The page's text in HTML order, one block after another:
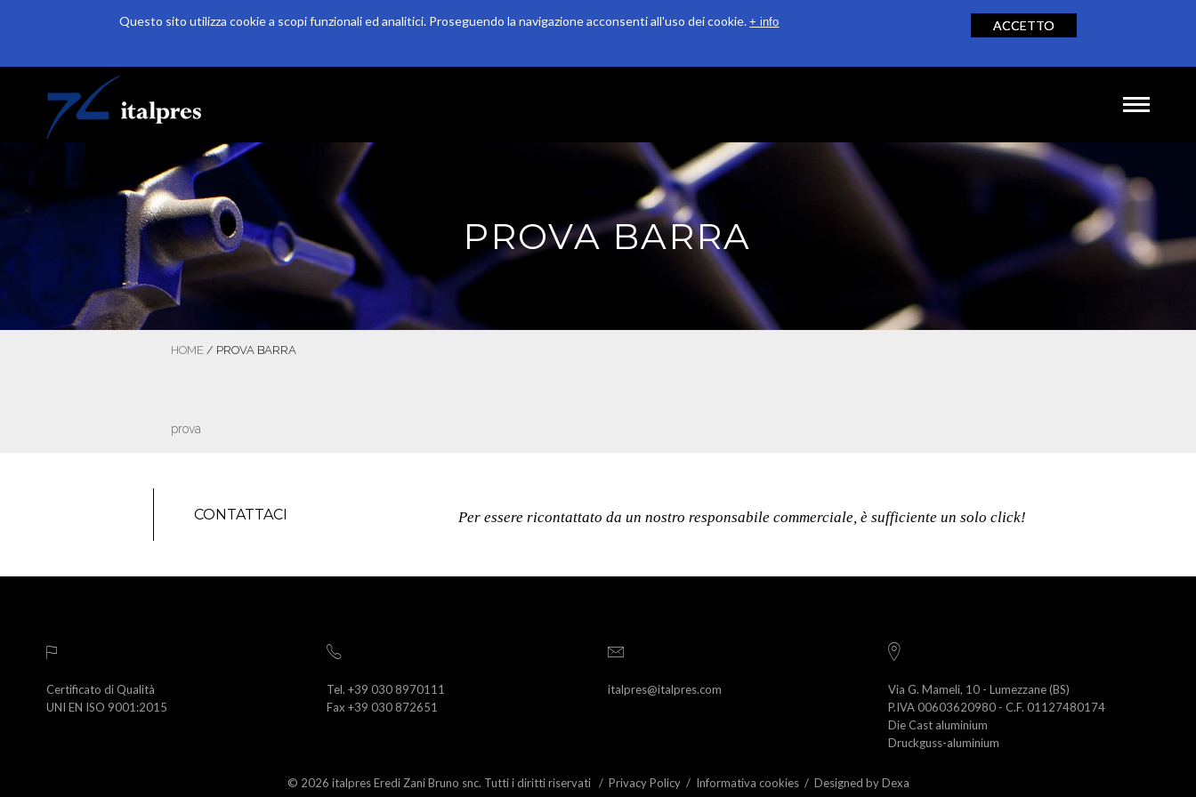
Questo sito utilizza cookie a scopi funzionali ed analitici. Proseguendo la navigazione acconsenti all'uso dei cookie. + info ACCETTO
Salta al contenuto principale
AZIENDA PRODUZIONE RICONOSCIMENTI SOSTENIBILITÀ NEWS CONTATTI IT EN
PROVA BARRA
HOME / PROVA BARRA
prova
CONTATTACI Per essere ricontattato da un nostro responsabile commerciale, è sufficiente un solo click!
Certificato di Qualità
UNI EN ISO 9001:2015
Tel. +39 030 8970111
Fax +39 030 872651
italpres@italpres.com
Via G. Mameli, 10 - Lumezzane (BS)
P.IVA 00603620980 - C.F. 01127480174
Die Cast aluminium
Druckguss-aluminium
© 2026 italpres Eredi Zani Bruno snc. Tutti i diritti riservati / Privacy Policy/ Informativa cookies/ Designed by Dexa